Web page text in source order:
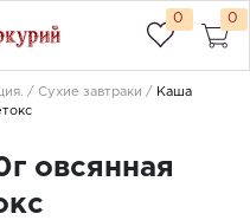
0 0
Сухие завтраки
Каша
овсянная